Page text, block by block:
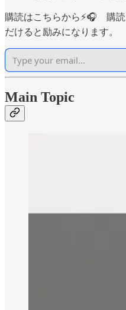
購読はこちらから⚡️🎧 購
だけると励みになります。
Main Topic